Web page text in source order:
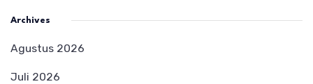
Archives
Agustus 2026
Juli 2026